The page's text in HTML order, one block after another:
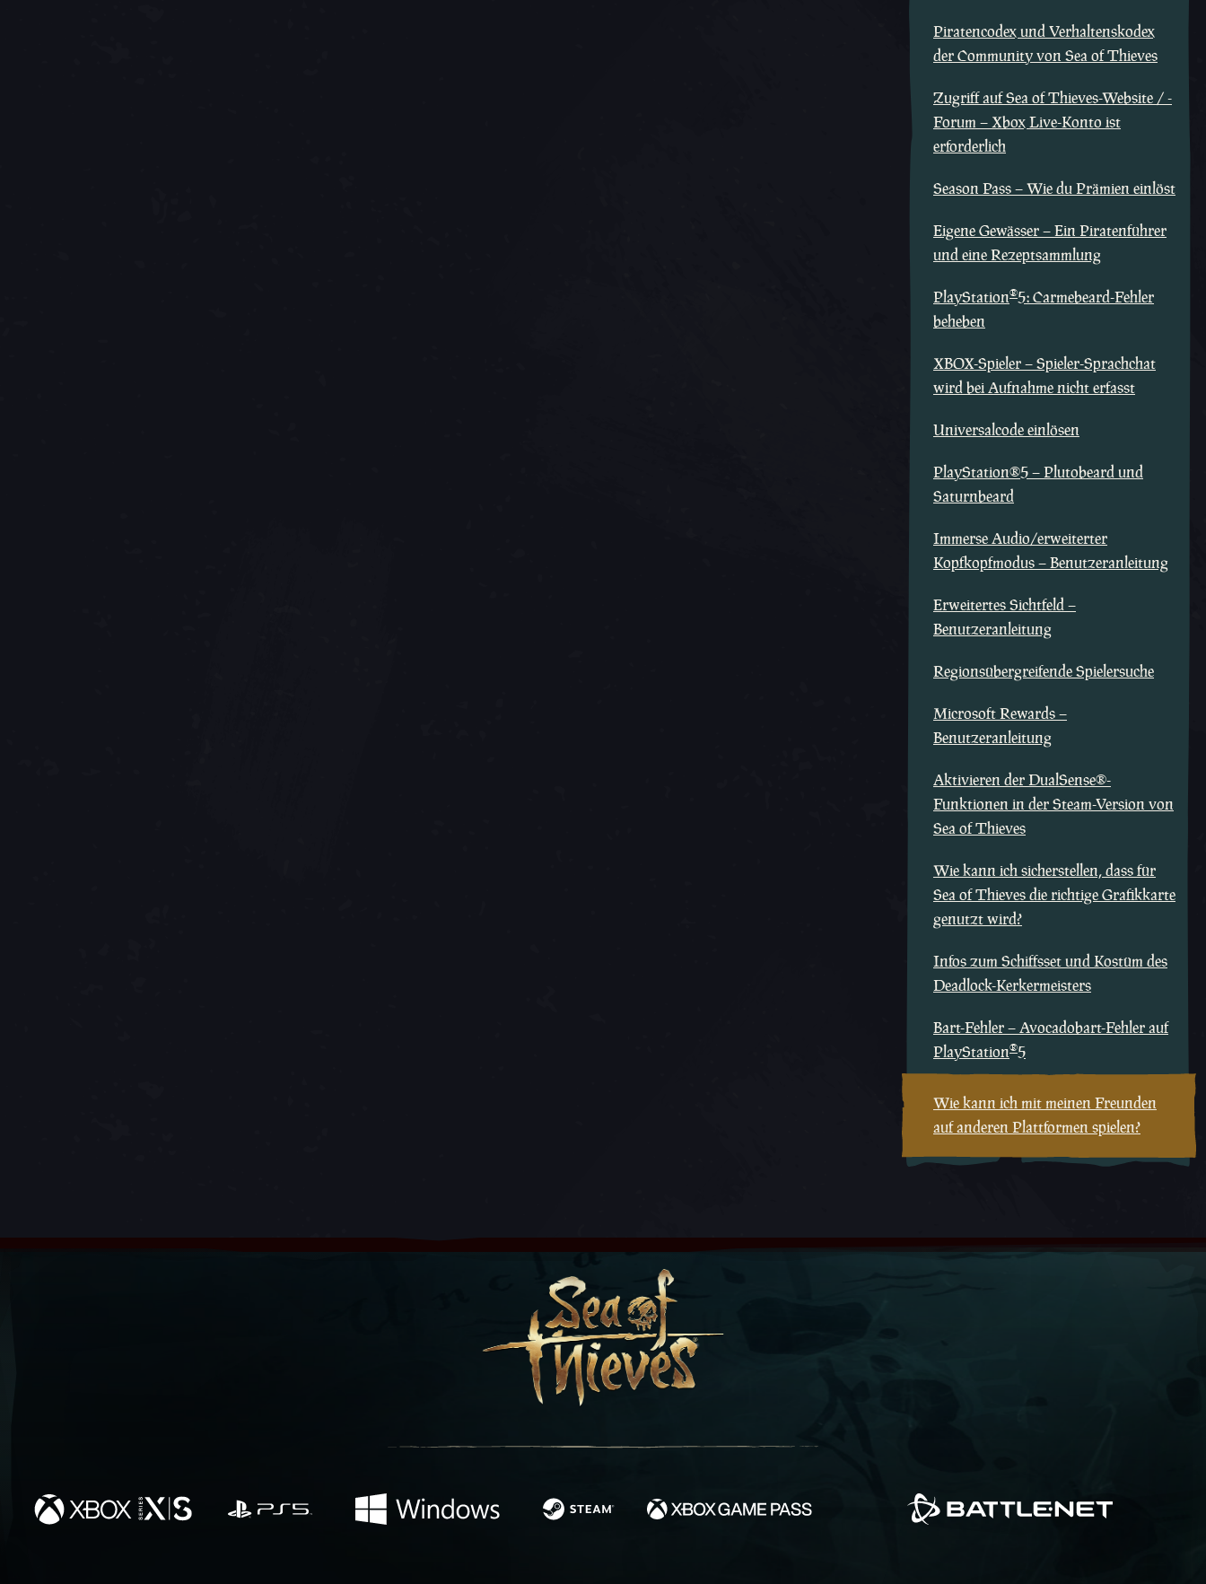
Piratencodex und Verhaltenskodex
der Community von Sea of Thieves
Zugriff auf Sea of Thieves-Website / -
Forum – Xbox Live-Konto ist
erforderlich
Season Pass – Wie du Prämien einlöst
Eigene Gewässer – Ein Piratenführer
und eine Rezeptsammlung
PlayStation®5: Carmebeard-Fehler
beheben
XBOX-Spieler – Spieler-Sprachchat
wird bei Aufnahme nicht erfasst
Universalcode einlösen
PlayStation®5 – Plutobeard und
Saturnbeard
Immerse Audio/erweiterter
Kopfkopfmodus – Benutzeranleitung
Erweitertes Sichtfeld –
Benutzeranleitung
Regionsübergreifende Spielersuche
Microsoft Rewards –
Benutzeranleitung
Aktivieren der DualSense®-
Funktionen in der Steam-Version von
Sea of Thieves
Wie kann ich sicherstellen, dass für
Sea of Thieves die richtige Grafikkarte
genutzt wird?
Infos zum Schiffsset und Kostüm des
Deadlock-Kerkermeisters
Bart-Fehler – Avocadobart-Fehler auf
PlayStation®5
Wie kann ich mit meinen Freunden
auf anderen Plattformen spielen?